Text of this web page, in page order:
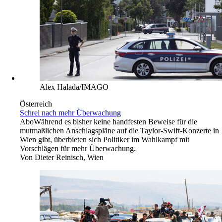
Alex Halada/IMAGO
Österreich
Schrei nach mehr Überwachung
AboWährend es bisher keine handfesten Beweise für die
mutmaßlichen Anschlagspläne auf die Taylor-Swift-Konzerte in
Wien gibt, überbieten sich Politiker im Wahlkampf mit
Vorschlägen für mehr Überwachung.
Von Dieter Reinisch, Wien